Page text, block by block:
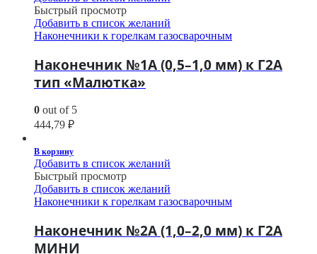
Быстрый просмотр
Добавить в список желаний
Наконечники к горелкам газосварочным
Наконечник №1А (0,5–1,0 мм) к Г2А
тип «Малютка»
0 out of 5
444,79 ₽
В корзину
Добавить в список желаний
Быстрый просмотр
Добавить в список желаний
Наконечники к горелкам газосварочным
Наконечник №2А (1,0–2,0 мм) к Г2А
МИНИ